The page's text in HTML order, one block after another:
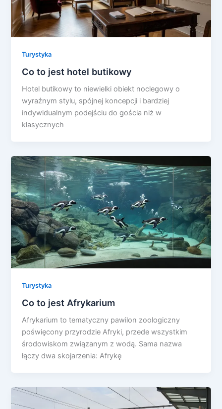
Turystyka
Co to jest hotel butikowy
Hotel butikowy to niewielki obiekt noclegowy o
wyraźnym stylu, spójnej koncepcji i bardziej
indywidualnym podejściu do gościa niż w
klasycznych
Turystyka
Co to jest Afrykarium
Afrykarium to tematyczny pawilon zoologiczny
poświęcony przyrodzie Afryki, przede wszystkim
środowiskom związanym z wodą. Sama nazwa
łączy dwa skojarzenia: Afrykę